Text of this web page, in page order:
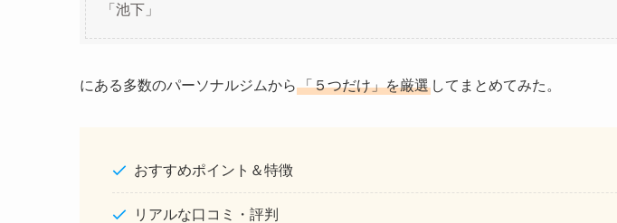
「池下」
にある多数のパーソナルジムから 「５つだけ」を厳選 してまとめてみた。
おすすめポイント＆特徴
リアルな口コミ・評判